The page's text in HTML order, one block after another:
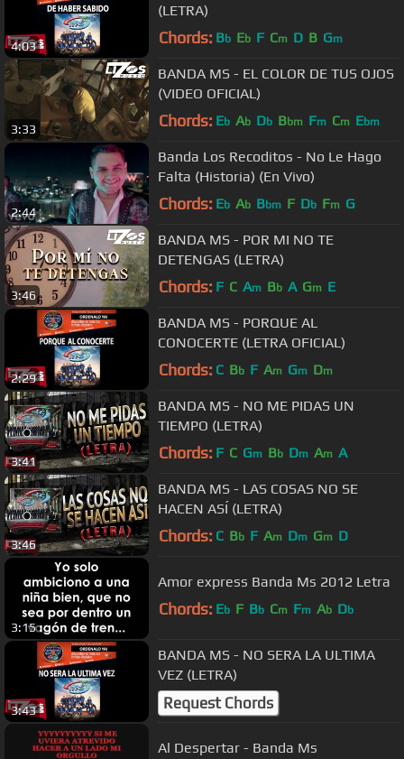
4:03
(LETRA)
Chords: Bb Eb F Cm D B Gm
3:33
BANDA MS - EL COLOR DE TUS OJOS
(VIDEO OFICIAL)
Chords: Eb Ab Db Bbm Fm Cm Ebm
2:44
Banda Los Recoditos - No Le Hago
Falta (Historia) (En Vivo)
Chords: Eb Ab Bbm F Db Fm G
3:46
BANDA MS - POR MI NO TE
DETENGAS (LETRA)
Chords: F C Am Bb A Gm E
2:29
BANDA MS - PORQUE AL
CONOCERTE (LETRA OFICIAL)
Chords: C Bb F Am Gm Dm
3:41
BANDA MS - NO ME PIDAS UN
TIEMPO (LETRA)
Chords: F C Gm Bb Dm Am A
3:46
BANDA MS - LAS COSAS NO SE
HACEN ASÍ (LETRA)
Chords: C Bb F Am Dm Gm D
3:15
Amor express Banda Ms 2012 Letra
Chords: Eb F Bb Cm Fm Ab Db
3:43
BANDA MS - NO SERA LA ULTIMA
VEZ (LETRA)
Request Chords
Al Despertar - Banda Ms